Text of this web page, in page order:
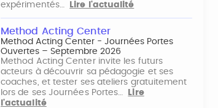
expérimentés…
Lire l'actualité
Method Acting Center
Method Acting Center - Journées Portes
Ouvertes – Septembre 2026
Method Acting Center invite les futurs
acteurs à découvrir sa pédagogie et ses
coaches, et tester ses ateliers gratuitement
lors de ses Journées Portes…
Lire
l'actualité